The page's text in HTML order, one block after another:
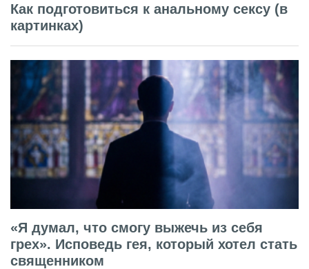
Как подготовиться к анальному сексу (в
картинках)
«Я думал, что смогу выжечь из себя
грех». Исповедь гея, который хотел стать
священником